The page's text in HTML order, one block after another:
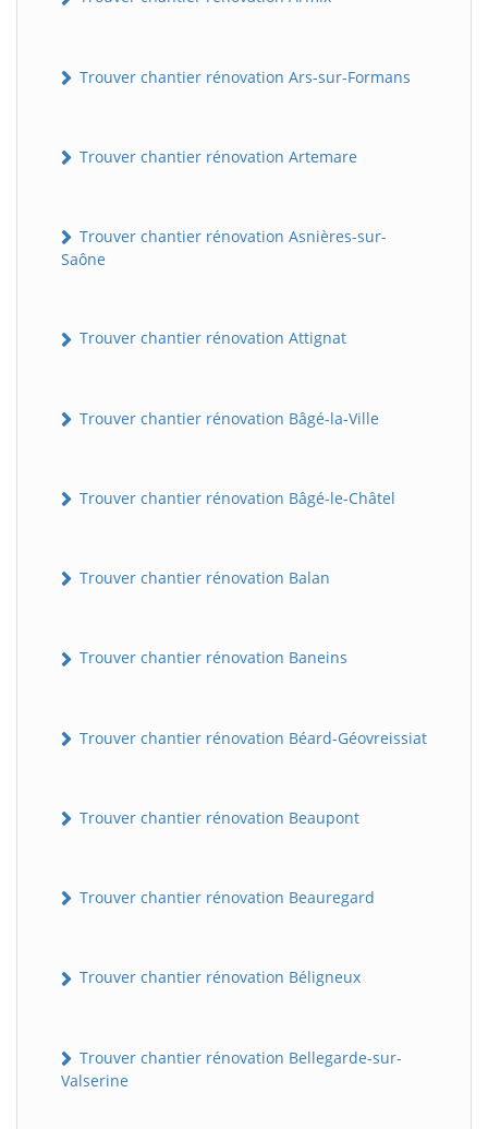
Trouver chantier rénovation Ars-sur-Formans
Trouver chantier rénovation Artemare
Trouver chantier rénovation Asnières-sur-
Saône
Trouver chantier rénovation Attignat
Trouver chantier rénovation Bâgé-la-Ville
Trouver chantier rénovation Bâgé-le-Châtel
Trouver chantier rénovation Balan
Trouver chantier rénovation Baneins
Trouver chantier rénovation Béard-Géovreissiat
Trouver chantier rénovation Beaupont
Trouver chantier rénovation Beauregard
Trouver chantier rénovation Béligneux
Trouver chantier rénovation Bellegarde-sur-
Valserine